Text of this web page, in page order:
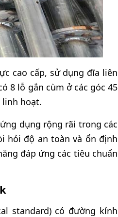
cao cấp, sử dụng đĩa liên
8 lỗ gắn cùm ở các góc 45
linh hoạt.
dụng rộng rãi trong các
hỏi độ an toàn và ổn định
đáp ứng các tiêu chuẩn
standard) có đường kính